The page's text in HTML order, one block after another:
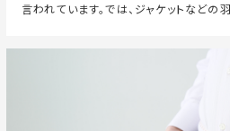
言われています。では、ジャケットなどの